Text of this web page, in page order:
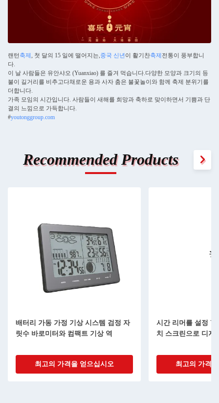
랜턴 축제 , 첫 달의 15 일에 떨어지는, 중국 신년 이 활기찬축제전통이 풍부합니
다.
이 날 사람들은 유안샤오 (Yuanxiao) 를 즐겨 먹습니다.다양한 모양과 크기의 등
불이 길거리를 비추고다채로운 용과 사자 춤은 불꽃놀이와 함께 축제 분위기를
더합니다.
가족 모임의 시간입니다. 사람들이 새해를 희망과 축하로 맞이하면서 기쁨과 단
결의 느낌으로 가득합니다.
#youtonggroup.com
Recommended Products
배터리 가동 가정 기상 시스템 검정 자
릿수 바로미터와 컴팩트 기상 역
최고의 가격을 얻으십시오
시간 리머를 설정
치 스크린으로 디지
최고의 가격